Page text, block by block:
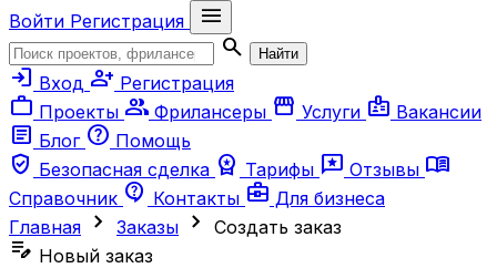
Войти Регистрация
menu
search
Найти
login Вход person_add Регистрация
work Проекты group Фрилансеры storefront Услуги badge Вакансии
article Блог help Помощь
verified_user Безопасная сделка workspace_premium Тарифы reviews Отзывы menu_book
Справочник contact_support Контакты business_center Для бизнеса
Главная chevron_right Заказы chevron_right Создать заказ
edit_note Новый заказ